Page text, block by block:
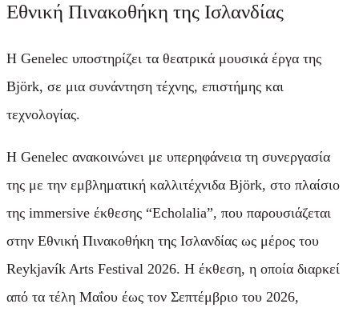
Εθνική Πινακοθήκη της Ισλανδίας
Η Genelec υποστηρίζει τα θεατρικά μουσικά έργα της
Björk, σε μια συνάντηση τέχνης, επιστήμης και
τεχνολογίας.
Η Genelec ανακοινώνει με υπερηφάνεια τη συνεργασία
της με την εμβληματική καλλιτέχνιδα Björk, στο πλαίσιο
της immersive έκθεσης “Echolalia”, που παρουσιάζεται
στην Εθνική Πινακοθήκη της Ισλανδίας ως μέρος του
Reykjavík Arts Festival 2026. Η έκθεση, η οποία διαρκεί
από τα τέλη Μαΐου έως τον Σεπτέμβριο του 2026,